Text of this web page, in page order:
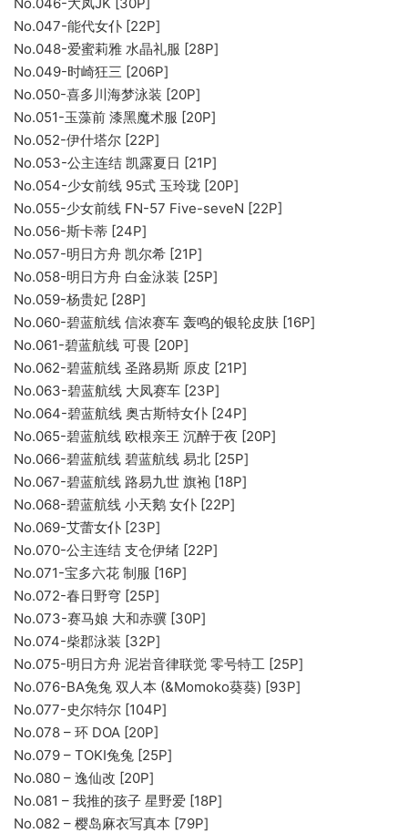
No.047-能代女仆 [22P]
No.048-爱蜜莉雅 水晶礼服 [28P]
No.049-时崎狂三 [206P]
No.050-喜多川海梦泳装 [20P]
No.051-玉藻前 漆黑魔术服 [20P]
No.052-伊什塔尔 [22P]
No.053-公主连结 凯露夏日 [21P]
No.054-少女前线 95式 玉玲珑 [20P]
No.055-少女前线 FN-57 Five-seveN [22P]
No.056-斯卡蒂 [24P]
No.057-明日方舟 凯尔希 [21P]
No.058-明日方舟 白金泳装 [25P]
No.059-杨贵妃 [28P]
No.060-碧蓝航线 信浓赛车 轰鸣的银轮皮肤 [16P]
No.061-碧蓝航线 可畏 [20P]
No.062-碧蓝航线 圣路易斯 原皮 [21P]
No.063-碧蓝航线 大凤赛车 [23P]
No.064-碧蓝航线 奥古斯特女仆 [24P]
No.065-碧蓝航线 欧根亲王 沉醉于夜 [20P]
No.066-碧蓝航线 碧蓝航线 易北 [25P]
No.067-碧蓝航线 路易九世 旗袍 [18P]
No.068-碧蓝航线 小天鹅 女仆 [22P]
No.069-艾蕾女仆 [23P]
No.070-公主连结 支仓伊绪 [22P]
No.071-宝多六花 制服 [16P]
No.072-春日野穹 [25P]
No.073-赛马娘 大和赤骥 [30P]
No.074-柴郡泳装 [32P]
No.075-明日方舟 泥岩音律联觉 零号特工 [25P]
No.076-BA兔兔 双人本 (&Momoko葵葵) [93P]
No.077-史尔特尔 [104P]
No.078 – 环 DOA [20P]
No.079 – TOKI兔兔 [25P]
No.080 – 逸仙改 [20P]
No.081 – 我推的孩子 星野爱 [18P]
No.082 – 樱岛麻衣写真本 [79P]